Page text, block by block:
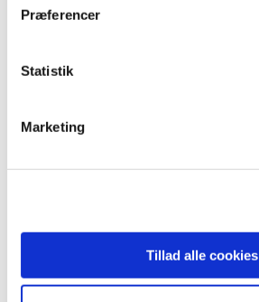
Præferencer
Statistik
Marketing
Tillad alle cookies
november (5)
september (6)
juni (2)
februar (4)
2012 (44)